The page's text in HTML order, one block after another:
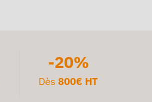
-20%
Dès800€ HT